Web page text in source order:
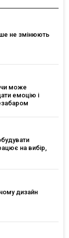
не змінюють
чи може
емоцію і
на вибір,
дизайн